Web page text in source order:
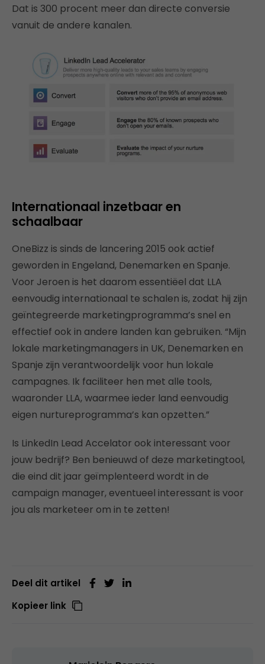
Dat is 300 procent meer dan directe conversie
vanuit de andere kanalen.
Internationaal inzetbaar en
schaalbaar
OneBizz is sinds de lancering 2015 ook actief
geworden in Engeland, Denemarken en Spanje.
Voor Jeroen is het daarom essentiëel dat LLA
eenvoudig internationaal te schalen is, zodat hij zijn
geïntegreerde marketingprogramma’s snel en
effectief ook in andere landen kan gebruiken. “Mijn
lokale marketingmanagers in UK, Denemarken en
Spanje zijn verantwoordelijk voor hun lokale
campagnes. Ik faciliteer hen met alle tools,
waaronder LLA, waarmee ieder land eenvoudig
eigen nurtureprogramma’s kan opzetten.”
Is LinkedIn Lead Accelator ook interessant voor
jouw bedrijf? Ben benieuwd of deze marketingtool,
die eind dit jaar geïmplenteerd wordt in de
campaign manager, eventueel interessant is voor
jou als marketeer om in te zetten!
Deel dit artikel
Kopieer link